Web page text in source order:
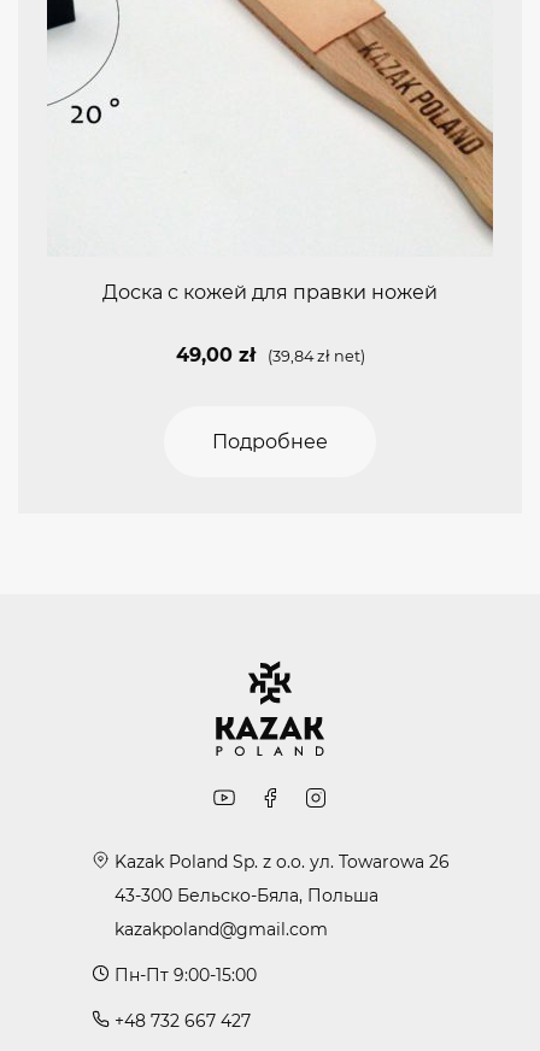
Доска с кожей для правки ножей
49,00 zł (39,84złnet)
Подробнее
Kazak Poland Sp. z o.o. ул. Towarowa 26
43-300 Бельско-Бяла, Польша
kazakpoland@gmail.com
Пн-Пт 9:00-15:00
+48 732 667 427